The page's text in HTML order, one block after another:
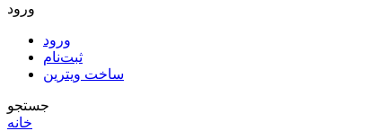
ورود
ورود
ثبت‌نام
ساخت ویترین
جستجو
خانه